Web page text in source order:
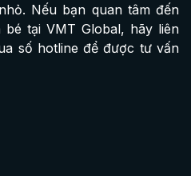
Nếu bạn quan tâm đến
tại VMT Global, hãy liên
số hotline để được tư vấn